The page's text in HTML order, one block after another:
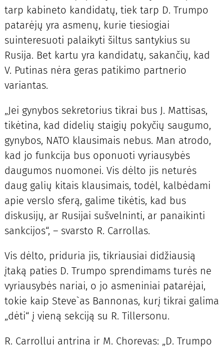
tarp kabineto kandidatų, tiek tarp D. Trumpo
patarėjų yra asmenų, kurie tiesiogiai
suinteresuoti palaikyti šiltus santykius su
Rusija. Bet kartu yra kandidatų, sakančių, kad
V. Putinas nėra geras patikimo partnerio
variantas.
„Jei gynybos sekretorius tikrai bus J. Mattisas,
tikėtina, kad didelių staigių pokyčių saugumo,
gynybos, NATO klausimais nebus. Man atrodo,
kad jo funkcija bus oponuoti vyriausybės
daugumos nuomonei. Vis dėlto jis neturės
daug galių kitais klausimais, todėl, kalbėdami
apie verslo sferą, galime tikėtis, kad bus
diskusijų, ar Rusijai sušvelninti, ar panaikinti
sankcijos“, – svarsto R. Carrollas.
Vis dėlto, priduria jis, tikriausiai didžiausią
įtaką paties D. Trumpo sprendimams turės ne
vyriausybės nariai, o jo asmeniniai patarėjai,
tokie kaip Steve`as Bannonas, kurį tikrai galima
„dėti“ į vieną sekciją su R. Tillersonu.
R. Carrollui antrina ir M. Chorevas: „D. Trumpo